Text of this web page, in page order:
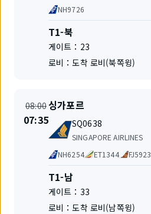
사
공
동
운
항
편
NH9726
터
미
널
T1-북
게이트： 23
로비：도착 로비(북쪽윙)
출
발
08:00
시
간
07:35
출
발
지
싱가포르
편
명
SQ0638
항
사
SINGAPORE AIRLINES
공
동
운
항
편
NH6254 ET1344 FJ5923
터
미
널
T1-남
게이트： 33
로비：도착 로비(남쪽윙)